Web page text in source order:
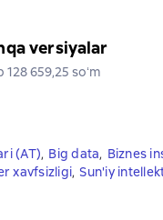
versiyalar
128 659,25 soʻm
(AT), Big data, Biznes
xavfsizligi, Sun'iy